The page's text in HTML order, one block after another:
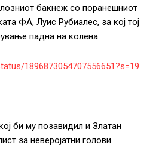
бакнеж со поранешниот
ФА, Луис Рубиалес, за кој тој
падна на колена.
1896873054707556651?s=19
би му позавидил и Златан
за неверојатни голови.